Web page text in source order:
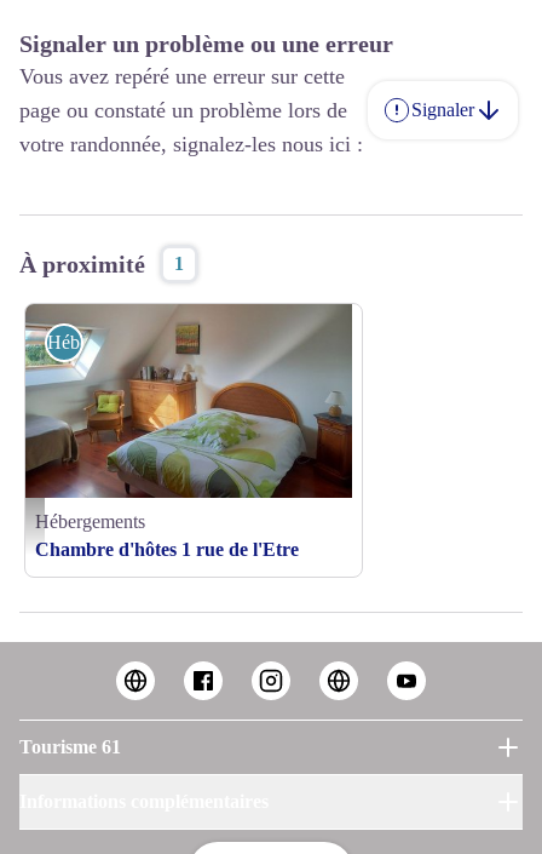
Signaler un problème ou une erreur
Vous avez repéré une erreur sur cette
page ou constaté un problème lors de
votre randonnée, signalez-les nous ici :
Signaler
À proximité 1
Domaine-de-l-Etre-St-Pierre - ©MR BUFFARD
Hébergements
Hébergements
Chambre d'hôtes 1 rue de l'Etre
Tourisme 61